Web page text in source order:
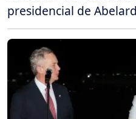
presidencial de